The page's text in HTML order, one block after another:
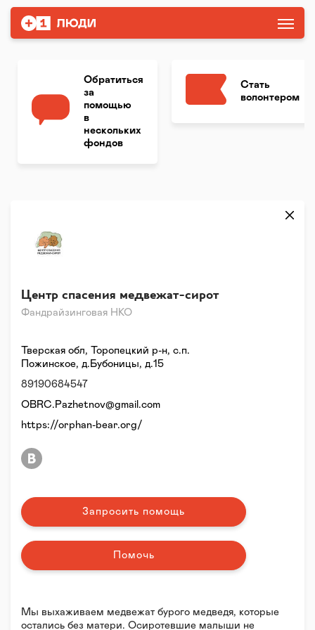
Обратиться
за
помощью
в
нескольких
фондов
Стать
волонтером
Фандрайзинговая НКО
Центр спасения медвежат-сирот
Мы выхаживаем медвежат бурого медведя, которые
остались без матери. Осиротевшие малыши не
Тверская обл, Торопецкий р-н, с.п.
Пожинское, д.Бубоницы, д.15
89190684547
OBRC.Pazhetnov@gmail.com
https://orphan-bear.org/
Запросить помощь
Помочь